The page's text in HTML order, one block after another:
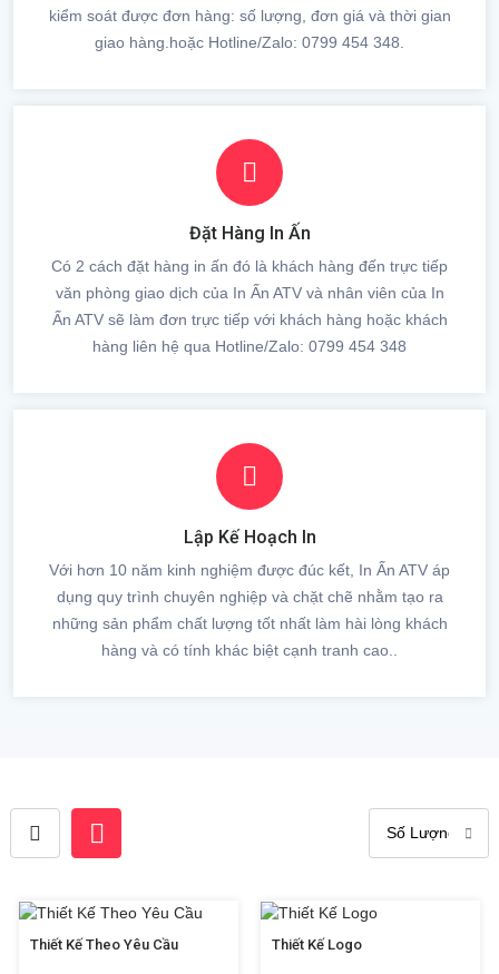
kiểm soát được đơn hàng: số lượng, đơn giá và thời gian
giao hàng.hoặc Hotline/Zalo: 0799 454 348.
Đặt Hàng In Ấn
Có 2 cách đặt hàng in ấn đó là khách hàng đến trực tiếp
văn phòng giao dịch của In Ấn ATV và nhân viên của In
Ấn ATV sẽ làm đơn trực tiếp với khách hàng hoặc khách
hàng liên hệ qua Hotline/Zalo: 0799 454 348
Lập Kế Hoạch In
Với hơn 10 năm kinh nghiệm được đúc kết, In Ấn ATV áp
dụng quy trình chuyên nghiệp và chặt chẽ nhằm tạo ra
những sản phẩm chất lượng tốt nhất làm hài lòng khách
hàng và có tính khác biệt cạnh tranh cao..
Thiết Kế Theo Yêu Cầu Thiết Kế Logo